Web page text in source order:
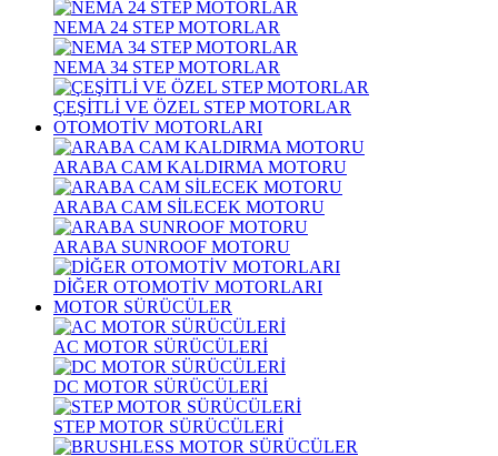
NEMA 24 STEP MOTORLAR
NEMA 34 STEP MOTORLAR
ÇEŞİTLİ VE ÖZEL STEP MOTORLAR
OTOMOTİV MOTORLARI
ARABA CAM KALDIRMA MOTORU
ARABA CAM SİLECEK MOTORU
ARABA SUNROOF MOTORU
DİĞER OTOMOTİV MOTORLARI
MOTOR SÜRÜCÜLER
AC MOTOR SÜRÜCÜLERİ
DC MOTOR SÜRÜCÜLERİ
STEP MOTOR SÜRÜCÜLERİ